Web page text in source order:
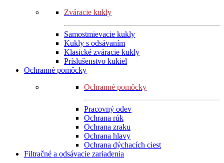
Zváracie kukly
Samostmievacie kukly
Kukly s odsávaním
Klasické zváracie kukly
Príslušenstvo kukiel
Ochranné pomôcky
Ochranné pomôcky
Pracovný odev
Ochrana rúk
Ochrana zraku
Ochrana hlavy
Ochrana dýchacích ciest
Filtračné a odsávacie zariadenia